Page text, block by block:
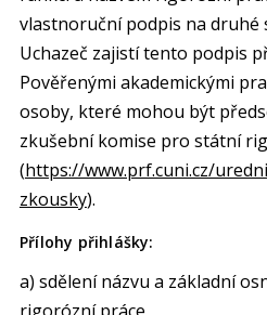
vlastnoruční podpis na druhé
Uchazeč zajistí tento podpis
Pověřenými akademickými
osoby, které mohou být
zkušební komise pro státní
(https://www.prf.cuni.cz/
zkousky).
Přílohy přihlášky:
a) sdělení názvu a základní